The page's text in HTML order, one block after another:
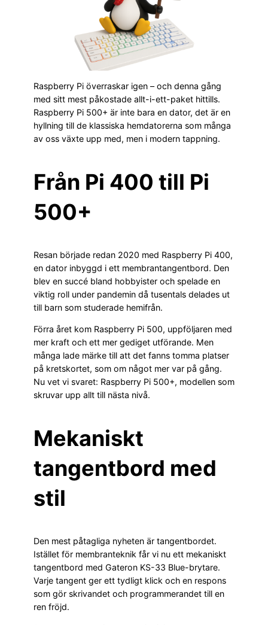
Raspberry Pi överraskar igen – och denna gång
med sitt mest påkostade allt-i-ett-paket hittills.
Raspberry Pi 500+ är inte bara en dator, det är en
hyllning till de klassiska hemdatorerna som många
av oss växte upp med, men i modern tappning.
Från Pi 400 till Pi
500+
Resan började redan 2020 med Raspberry Pi 400,
en dator inbyggd i ett membrantangentbord. Den
blev en succé bland hobbyister och spelade en
viktig roll under pandemin då tusentals delades ut
till barn som studerade hemifrån.
Förra året kom Raspberry Pi 500, uppföljaren med
mer kraft och ett mer gediget utförande. Men
många lade märke till att det fanns tomma platser
på kretskortet, som om något mer var på gång.
Nu vet vi svaret: Raspberry Pi 500+, modellen som
skruvar upp allt till nästa nivå.
Mekaniskt
tangentbord med
stil
Den mest påtagliga nyheten är tangentbordet.
Istället för membranteknik får vi nu ett mekaniskt
tangentbord med Gateron KS-33 Blue-brytare.
Varje tangent ger ett tydligt klick och en respons
som gör skrivandet och programmerandet till en
ren fröjd.